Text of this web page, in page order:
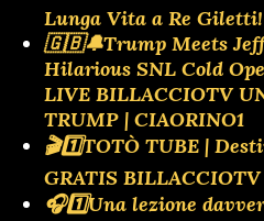
Lunga Vita a Re
🇬🇧🔔Trump Meets
Hilarious SNL Cold
LIVE BILLACCIOTV
TRUMP | CIAORINO1
🎬1️⃣TOTÒ TUBE |
GRATIS BILLACCIOTV
🎧1️⃣Una lezione